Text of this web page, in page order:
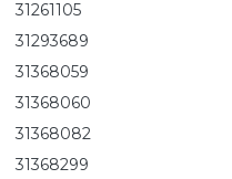
31261105
31293689
31368059
31368060
31368082
31368299